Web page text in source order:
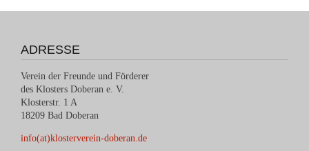
ADRESSE
Verein der Freunde und Förderer
des Klosters Doberan e. V.
Klosterstr. 1 A
18209 Bad Doberan
info(at)klosterverein-doberan.de